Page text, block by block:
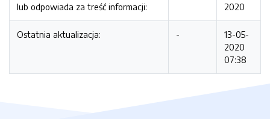
lub odpowiada za treść informacji:
2020
Ostatnia aktualizacja: -
13-05-
2020
07:38